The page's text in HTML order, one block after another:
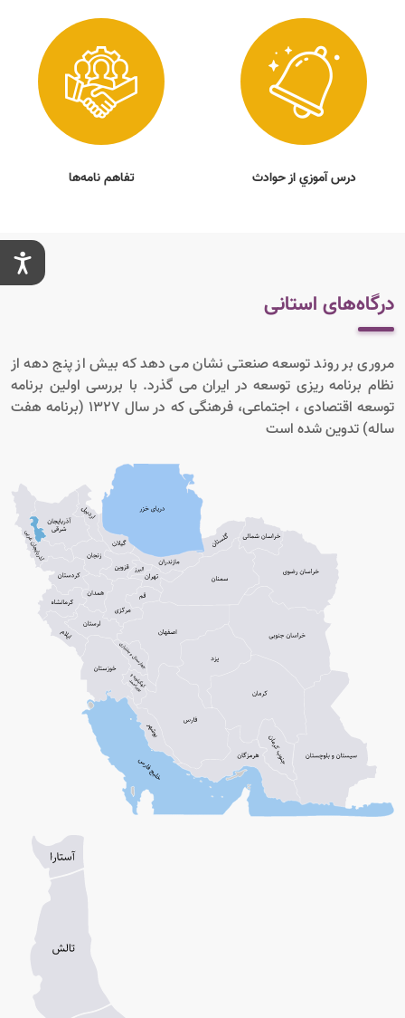
درس آموزي از حوادث تفاهم نامه‌ها
درگاه‌های استانی
مروری بر روند توسعه صنعتی نشان می دهد که بیش از پنج دهه از
نظام برنامه ریزی توسعه در ایران می گذرد. با بررسی اولین برنامه
توسعه اقتصادی ، اجتماعی، فرهنگی که در سال 1327 (برنامه هفت
ساله) تدوین شده است